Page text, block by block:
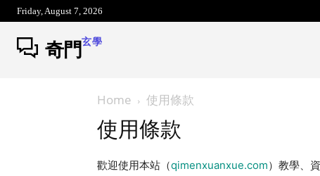
Friday, August 7, 2026
奇門 玄學
Home 使用條款
使用條款
歡迎使用本站（qimenxuanxue.com）教學、